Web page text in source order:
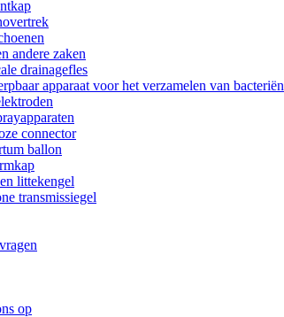
andere zaken
drainagefles
apparaat voor het verzamelen van bacteriën
connector
ballon
littekengel
transmissiegel
op